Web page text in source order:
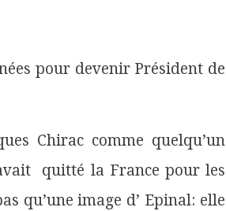
pour devenir Président de
Chirac comme quelqu’un
quitté la France pour les
qu’une image d’ Epinal: elle